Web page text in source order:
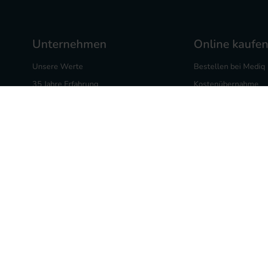
Unternehmen
Unsere Werte
35 Jahre Erfahrung
Online kaufen
Bestellen bei Mediq
Kostenübernahme